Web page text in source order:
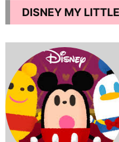
DISNEY MY